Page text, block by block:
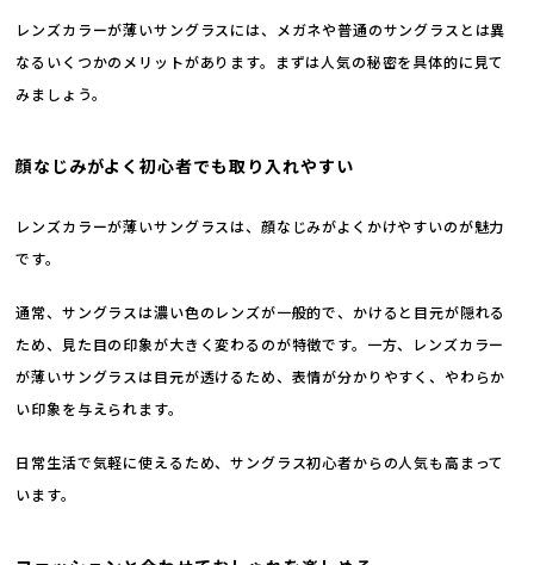
レンズカラーが薄いサングラスには、メガネや普通のサングラスとは異
なるいくつかのメリットがあります。まずは人気の秘密を具体的に見て
みましょう。
顔なじみがよく初心者でも取り入れやすい
レンズカラーが薄いサングラスは、顔なじみがよくかけやすいのが魅力
です。
通常、サングラスは濃い色のレンズが一般的で、かけると目元が隠れる
ため、見た目の印象が大きく変わるのが特徴です。一方、レンズカラー
が薄いサングラスは目元が透けるため、表情が分かりやすく、やわらか
い印象を与えられます。
日常生活で気軽に使えるため、サングラス初心者からの人気も高まって
います。